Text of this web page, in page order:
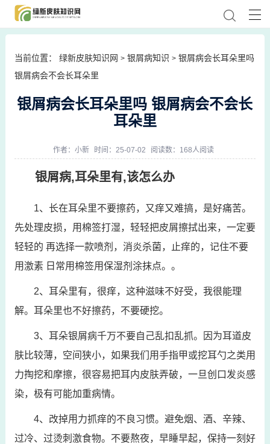
当前位置： 绿新皮肤知识网 > 银屑病知识 > 银屑病会长耳朵里吗
银屑病会不会长耳朵里
银屑病会长耳朵里吗 银屑病会不会长
耳朵里
作者： 小新 时间：25-07-02 阅读数：168人阅读
银屑病,耳朵里有,该怎么办
1、长在耳朵里不要擦药，又痒又难搞，是好痛苦。
先处理皮损，用棉签打湿，轻轻把皮屑擦拭出来，一定要
轻轻的 再选择一款喷剂，消炎杀菌，止痒的，记住不要
用激素 日常用棉签用保湿剂涂抹点。。
2、耳朵里有，很痒，这种滋味不好受，我很能理
解。耳朵里也不好擦药，不要硬挖。
3、耳朵银屑病千万不要自己乱扣乱抓。因为耳道皮
肤比较薄，空间狭小，如果我们用手指甲或挖耳勺之类用
力掏挖和摩擦，很容易把耳内皮肤弄破，一旦创口发炎感
染，极有可能加重病情。
4、改掉用力抓痒的不良习惯。避免烟、酒、辛辣、
过冷、过烫刺激食物。不要熬夜，早睡早起，保持一刻好